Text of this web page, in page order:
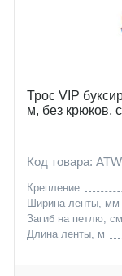
Трос VIP
м, без крюков,
Код товара:
Крепление
Ширина ленты, мм
Загиб на петлю, см
Длина ленты, м